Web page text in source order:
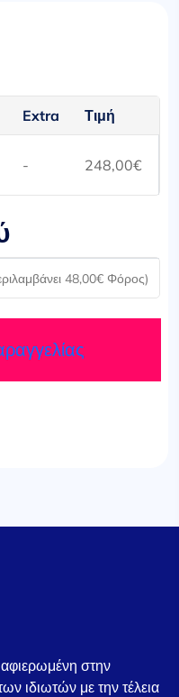
Extra Τιμή
- 248,00€
48,00€ Φόρος)
αφιερωμένη στην
ιδιωτών με την τέλεια